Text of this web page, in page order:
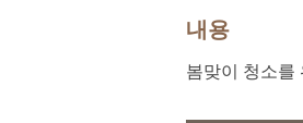
내용
봄맞이 청소를